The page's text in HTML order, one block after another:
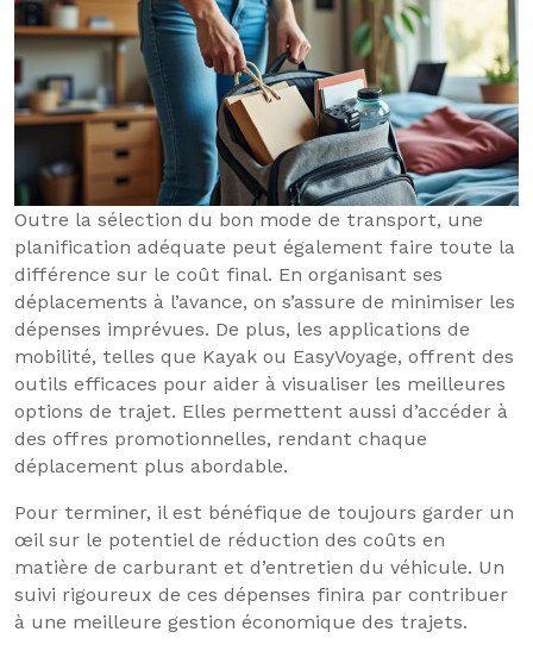
Outre la sélection du bon mode de transport, une
planification adéquate peut également faire toute la
différence sur le coût final. En organisant ses
déplacements à l’avance, on s’assure de minimiser les
dépenses imprévues. De plus, les applications de
mobilité, telles que Kayak ou EasyVoyage, offrent des
outils efficaces pour aider à visualiser les meilleures
options de trajet. Elles permettent aussi d’accéder à
des offres promotionnelles, rendant chaque
déplacement plus abordable.
Pour terminer, il est bénéfique de toujours garder un
œil sur le potentiel de réduction des coûts en
matière de carburant et d’entretien du véhicule. Un
suivi rigoureux de ces dépenses finira par contribuer
à une meilleure gestion économique des trajets.